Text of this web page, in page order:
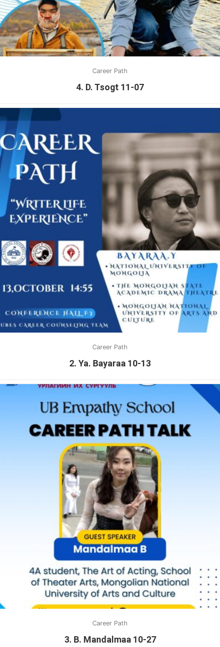
Career Path
4. D. Tsogt 11-07
Career Path
2. Ya. Bayaraa 10-13
Career Path
3. B. Mandalmaa 10-27